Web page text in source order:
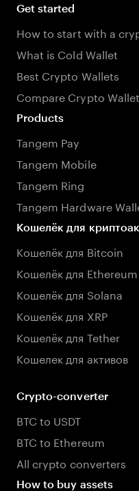
Get started
How to start with a
What is Cold Wallet
Best Crypto Wallets
Compare Crypto
Products
Tangem Pay
Tangem Mobile
Tangem Ring
Tangem Hardware
Кошелёк для
Кошелёк для Bitcoin
Кошелёк для Ethereum
Кошелёк для Solana
Кошелёк для XRP
Кошелёк для Tether
Кошелек для активов
Crypto-converter
BTC to USDT
BTC to Ethereum
All crypto converters
How to buy assets